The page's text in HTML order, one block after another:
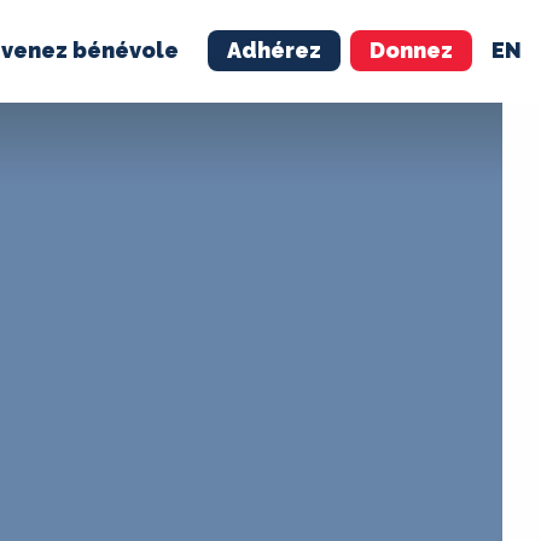
bénévole Adhérez Donnez EN
ADHÉREZ